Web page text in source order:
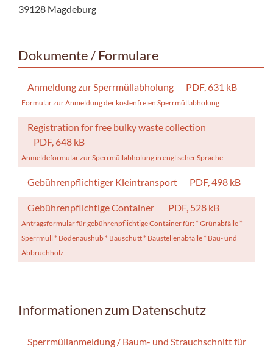
39128 Magdeburg
Dokumente / Formulare
Anmeldung zur Sperrmüllabholung PDF, 631 kB
Formular zur Anmeldung der kostenfreien Sperrmüllabholung
Registration for free bulky waste collection
PDF, 648 kB
Anmeldeformular zur Sperrmüllabholung in englischer Sprache
Gebührenpflichtiger Kleintransport PDF, 498 kB
Gebührenpflichtige Container PDF, 528 kB
Antragsformular für gebührenpflichtige Container für: * Grünabfälle *
Sperrmüll * Bodenaushub * Bauschutt * Baustellenabfälle * Bau- und
Abbruchholz
Informationen zum Datenschutz
Sperrmüllanmeldung / Baum- und Strauchschnitt für